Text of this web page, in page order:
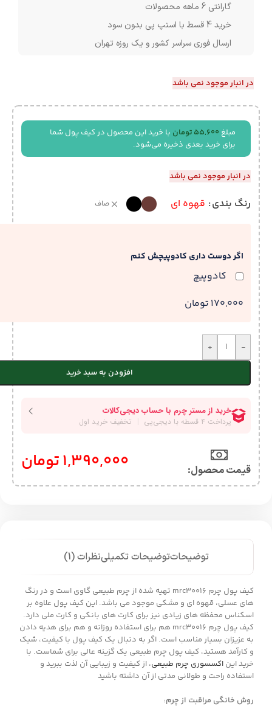
گارانتی 6 ماهه محصولات
خرید 4 قسط با اسنپ پی بدون سود
ارسال فوری سراسر کشور و یک روزه تهران
در انبار موجود نمی باشد
مبلغ 55,600 تومان با خرید این محصول در کیف پول شما
برای خرید بعدی ذخیره می‌شود.
در انبار موجود نمی باشد
رنگ بندی قهوه ای صاف
اگر دوست داری کادوپیچش کنم
کادوپیچ
170,000 تومان
-
+
افزودن به سبد خرید
قیمت محصول:​ 1,390,000تومان
توضیحاتتوضیحات تکمیلینظرات (1)
کیف پول چرم mrc30016 تهیه شده از چرم طبیعی گاوی است و در رنگ
های عسلی، قهوه ای و مشکی موجود می باشد. این کیف پول علاوه بر
اسکناس محفظه های زیادی نیز برای کارت های بانکی و کارت ملی دارد.
کیف پول چرم mrc30016 هم برای استفاده روزانه و هم برای هدیه دادن
به عزیزان بسیار مناسب است. اگر به دنبال یک کیف پول با کیفیت، شیک
و کارآمد هستید، کیف پول چرم طبیعی یک گزینه عالی برای شماست. با
خرید این اکسسوری چرم طبیعی، از کیفیت و زیبایی آن لذت ببرید و
استفاده راحت و طولانی مدتی از آن داشته باشید
روش خانگی مراقبت از چرم: